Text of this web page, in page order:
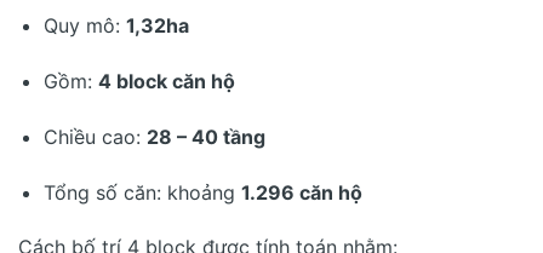
Quy mô: 1,32ha
Gồm: 4 block căn hộ
Chiều cao: 28 – 40 tầng
Tổng số căn: khoảng 1.296 căn hộ
Cách bố trí 4 block được tính toán nhằm: